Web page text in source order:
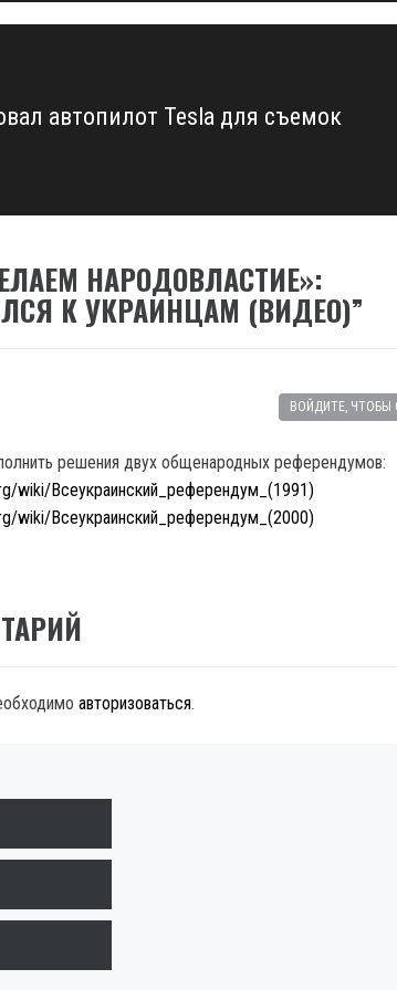
автопилот Tesla для съемок
НАРОДОВЛАСТИЕ»:
К УКРАИНЦАМ (ВИДЕО)”
решения двух общенародных референдумов:
wiki/Всеукраинский_референдум_(1991)
wiki/Всеукраинский_референдум_(2000)
ВОЙДИТЕ, ЧТОБЫ
авторизоваться.